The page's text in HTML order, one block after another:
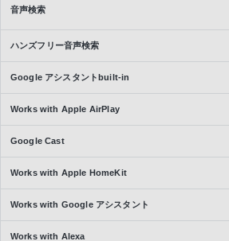
音声検索
ハンズフリー音声検索
Google アシスタントbuilt-in
Works with Apple AirPlay
Google Cast
Works with Apple HomeKit
Works with Google アシスタント
Works with Alexa